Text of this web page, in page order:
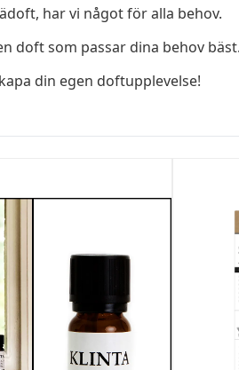
har vi något för alla behov.
doft som passar dina behov bäst.
din egen doftupplevelse!